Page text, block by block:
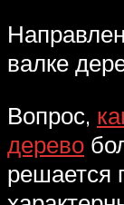
валке
Вопрос,
дерево
решается